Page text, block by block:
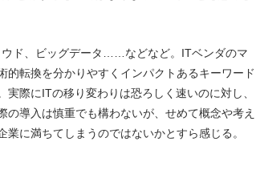
ド、ビッグデータ……などなど。ITベンダのマ
転換を分かりやすくインパクトあるキーワード
際にITの移り変わりは恐ろしく速いのに対し、
導入は慎重でも構わないが、せめて概念や考え
に満ちてしまうのではないかとすら感じる。